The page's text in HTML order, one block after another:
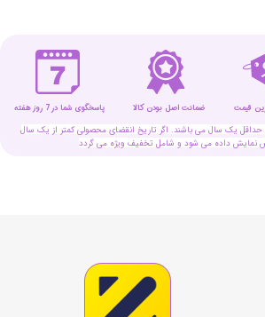
حداقل یک سال می باشند. اگر تاریخ انقضای محصولی کمتر از یک سال
ضمانت اصل بودن کالا قیمت پاسخگوی شما در 7 روز هفته